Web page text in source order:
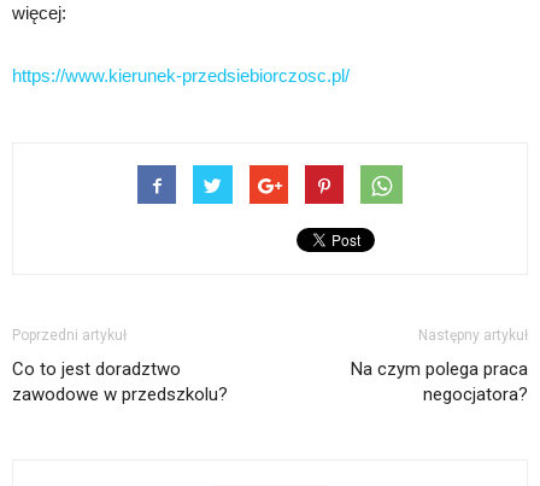
więcej:
https://www.kierunek-przedsiebiorczosc.pl/
Poprzedni artykuł
Co to jest doradztwo
zawodowe w przedszkolu?
Następny artykuł
Na czym polega praca
negocjatora?